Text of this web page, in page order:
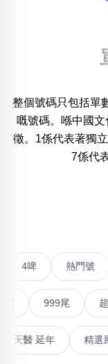
位置:
一 二 三 四
無0 無2無3無4無5
整個號碼只包括單
嘅號碼。喺中國
徵。1係代表著獨
7係代
熱門
999尾 超級
能量生氣 天醫 延年